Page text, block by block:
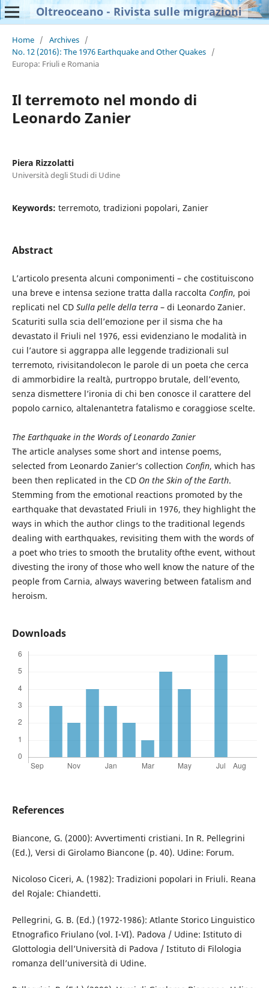
Oltreoceano - Rivista sulle migrazioni
Home / Archives /
No. 12 (2016): The 1976 Earthquake and Other Quakes /
Europa: Friuli e Romania
Il terremoto nel mondo di
Leonardo Zanier
Piera Rizzolatti
Università degli Studi di Udine
Keywords: terremoto, tradizioni popolari, Zanier
Abstract
L’articolo presenta alcuni componimenti – che costituiscono
una breve e intensa sezione tratta dalla raccolta Confin, poi
replicati nel CD Sulla pelle della terra– di Leonardo Zanier.
Scaturiti sulla scia dell’emozione per il sisma che ha
devastato il Friuli nel 1976, essi evidenziano le modalità in
cui l’autore si aggrappa alle leggende tradizionali sul
terremoto, rivisitandolecon le parole di un poeta che cerca
di ammorbidire la realtà, purtroppo brutale, dell’evento,
senza dismettere l’ironia di chi ben conosce il carattere del
popolo carnico, altalenantetra fatalismo e coraggiose scelte.
The Earthquake in the Words of Leonardo Zanier
The article analyses some short and intense poems,
selected from Leonardo Zanier’s collection Confin, which has
been then replicated in the CD On the Skin of the Earth.
Stemming from the emotional reactions promoted by the
earthquake that devastated Friuli in 1976, they highlight the
ways in which the author clings to the traditional legends
dealing with earthquakes, revisiting them with the words of
a poet who tries to smooth the brutality ofthe event, without
divesting the irony of those who well know the nature of the
people from Carnia, always wavering between fatalism and
heroism.
Downloads
References
Biancone, G. (2000): Avvertimenti cristiani. In R. Pellegrini
(Ed.), Versi di Girolamo Biancone (p. 40). Udine: Forum.
Nicoloso Ciceri, A. (1982): Tradizioni popolari in Friuli. Reana
del Rojale: Chiandetti.
Pellegrini, G. B. (Ed.) (1972-1986): Atlante Storico Linguistico
Etnografico Friulano (vol. I-VI). Padova / Udine: Istituto di
Glottologia dell’Università di Padova / Istituto di Filologia
romanza dell’università di Udine.